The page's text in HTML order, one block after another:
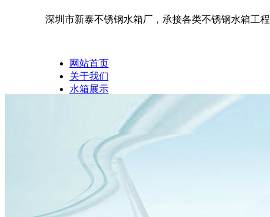
深圳市新泰不锈钢水箱厂，承接各类不锈钢水箱工程
网站首页
关于我们
水箱展示
在线留言
联系我们